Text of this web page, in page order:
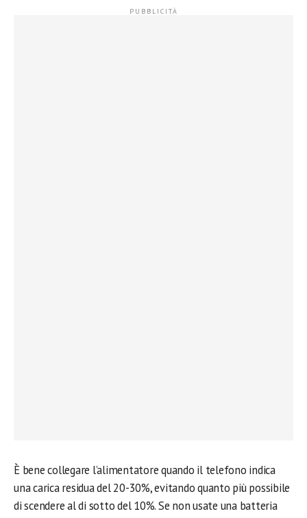
È bene collegare l’alimentatore quando il telefono indica
una carica residua del 20-30%, evitando quanto più possibile
di scendere al di sotto del 10%. Se non usate una batteria